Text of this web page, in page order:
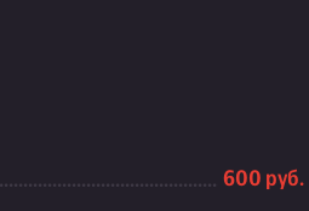
600 руб.